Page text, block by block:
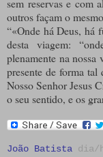
outros façam o
“«Onde há Deus,
desta viagem:
plenamente na
presente de forma tal
Nosso Senhor Jesus
o seu sentido, e os
João Batista dia/